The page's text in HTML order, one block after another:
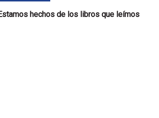
hechos de los libros que leímos